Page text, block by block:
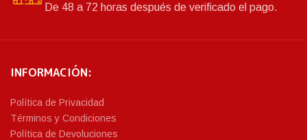
De 48 a 72 horas después de verificado el pago.
INFORMACIÓN:
Política de Privacidad
Términos y Condiciones
Política de Devoluciones